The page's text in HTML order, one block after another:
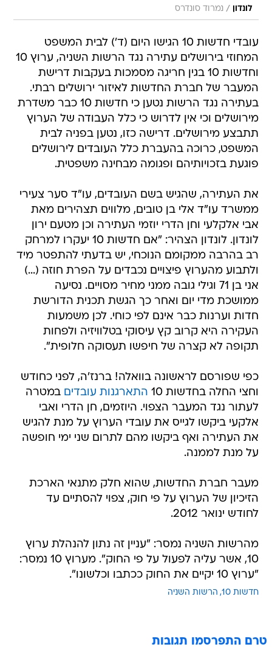
לונדון
/ נמרוד סונדרס
עובדי חדשות 10 הגישו היום (ד') לבית המשפט
המחוזי בירושלים עתירה נגד הרשות השניה, ערוץ 10
וחדשות 10 בגין חריגה מסמכות בעקבות דרישת
המעבר של חברת החדשות לאיזור ירושלים רבתי.
בעתירה נגד הרשות נטען כי חדשות 10 כבר משדרת
מירושלים וכי אין לדרוש כי כלל העבודה של הערוץ
תתבצע מירושלים. דרישה כזו, נטען בפניה לבית
המשפט, כרוכה בהעברת כלל העובדים לירושלים
פוגעת בזכויותיהם ופגומה מבחינה משפטית.
את העתירה, שהגיש בשם העובדים, עו"ד סער צעירי
ממשרד עו"ד אלי בן טובים, מלווים תצהירים מאת
אבי אלקלעי וחן הדרי יוזמי העתירה וכן מטעם ירון
לונדון. לונדון הצהיר: "אם חדשות 10 יעקרו למרחק
רב בהרבה ממקומם הנוכחי, יש בדעתי להתפטר מיד
ולתבוע מהערוץ פיצויים נכבדים על הפרת חוזה (...)
אני בן 71 וגילי גובה ממני מחיר מסויים. נסיעה
ממושכת מדי יום ואחר כך הגשת תכנית הדורשת
חדות וערנות כבר אינם לפי כוחי. לכן משמעות
העקירה היא קרוב קץ עיסוקי בטלוויזיה ולפחות
תקופה לא קצרה של חיפשו תעסוקה חלופית".
כפי שפורסם לראשונה בוואלה! ברנז'ה, לפני כחודש
וחצי החלה בחדשות 10
התארגנות עובדים במטרה
לעתור נגד המעבר הצפוי. היוזמים, חן הדרי ואבי
אלקעי ביקשו לגייס את עובדי הערוץ על מנת להגיש
את העתירה ואף ביקשו מהם לתרום שני ימי חופשה
על מנת לממנה.
מעבר חברת החדשות, שהוא חלק מתנאי הארכת
הזיכיון של הערוץ על פי חוק, צפוי להסתיים עד
לחודש ינואר 2012.
מהרשות השניה נמסר: "עניין זה נתון להנהלת ערוץ
10, אשר עליה לפעול על פי החוק". מערוץ 10 נמסר:
"ערוץ 10 יקיים את החוק ככתבו וכלשונו".
חדשות 10 הרשות השניה
טרם התפרסמו תגובות